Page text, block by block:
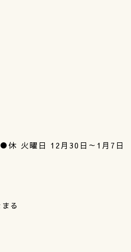
火曜日 12月30日～1月7日
る